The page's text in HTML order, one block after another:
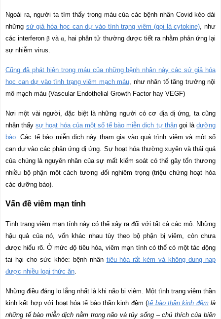
Ngoài ra, người ta tìm thấy trong máu của các bệnh nhân Covid kéo dài
những sứ giả hóa học can dự vào tình trạng viêm (gọi là cytokine) , như
các interferonβ vàα , hai phân tử thường được tiết ra nhằm phản ứng lại
sự nhiễm virus.
Cũng đã phát hiện trong máu của những bệnh nhân này các sứ giả hóa
học can dự vào tình trạng viêm mạch máu , như nhân tố tăng trưởng nội
mô mạch máu (Vascular Endothelial Growth Factor hay VEGF)
Nơi một vài người, đặc biệt là những người có cơ địa dị ứng, ta cũng
nhận thấysự hoạt hóa của một số tế bào miễn dịch tự thângọi là dưỡng
bào . Các tế bào miễn dịch này tham gia vào quá trình viêm và một số
can dự vào các phản ứng dị ứng. Sự hoạt hóa thường xuyên và thái quá
của chúng là nguyên nhân của sự mất kiểm soát có thể gây tổn thương
nhiều bộ phận một cách tương đối nghiêm trọng (triệu chứng hoạt hóa
các dưỡng bào)
Vấn đề viêm mạn tính
Tình trạng viêm mạn tính này có thể xảy ra đối với tất cả các mô. Những
hậu quả của nó, vốn khác nhau tùy theo bộ phận bị viêm, còn chưa
được hiểu rõ. Ở mức độ tiêu hóa, viêm mạn tính có thể có một tác động
tai hại cho sức khỏe: bệnh nhân tiêu hóa rất kém và không dung nạp
được nhiều loại thức ăn
Những điều đáng lo lắng nhất là khi não bị viêm. Một tình trạng viêm thần
kinh kết hợp với hoạt hóa tế bào thần kinh đệm (tế bào thần kinh đệmlà
những tế bào miễn dịch nằm trong não và tủy sống – chú thích của biên